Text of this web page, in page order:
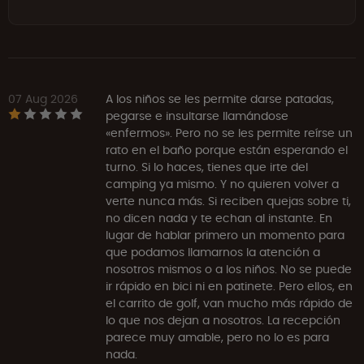
07 Aug 2026
A los niños se les permite darse patadas,
pegarse e insultarse llamándose
«enfermos». Pero no se les permite reírse un
rato en el baño porque están esperando el
turno. Si lo haces, tienes que irte del
camping ya mismo. Y no quieren volver a
verte nunca más. Si reciben quejas sobre ti,
no dicen nada y te echan al instante. En
lugar de hablar primero un momento para
que podamos llamarnos la atención a
nosotros mismos o a los niños. No se puede
ir rápido en bici ni en patinete. Pero ellos, en
el carrito de golf, van mucho más rápido de
lo que nos dejan a nosotros. La recepción
parece muy amable, pero no lo es para
nada.